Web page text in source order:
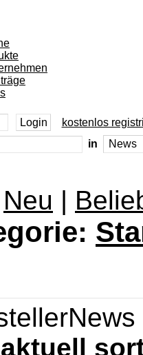
kostenlos
in
Neu |